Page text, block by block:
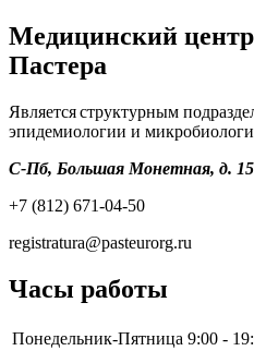
Медицинский
Пастера
Является структурным
эпидемиологии и
С-Пб, Большая Монетная, д. 15
+7 (812) 671-04-50
registratura@pasteurorg.ru
Часы работы
Понедельник-Пятница 9:00 -